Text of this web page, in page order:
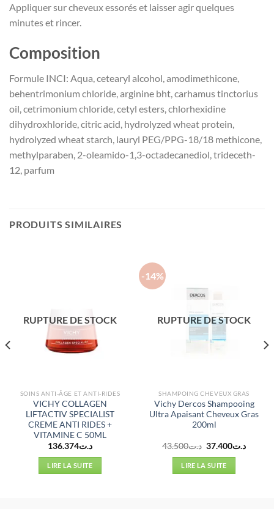
Appliquer sur cheveux essorés et laisser agir quelques
minutes et rincer.
Composition
Formule INCI: Aqua, cetearyl alcohol, amodimethicone,
behentrimonium chloride, arginine bht, carhamus tinctorius
oil, cetrimonium chloride, cetyl esters, chlorhexidine
dihydroxhloride, citric acid, hydrolyzed wheat protein,
hydrolyzed wheat starch, lauryl PEG/PPG-18/18 methicone,
methylparaben, 2-oleamido-1,3-octadecanediol, trideceth-
12, parfum
PRODUITS SIMILAIRES
RUPTURE DE STOCK
SOINS ANTI-ÂGE ET ANTI-RIDES
VICHY COLLAGEN
LIFTACTIV SPECIALIST
CREME ANTI RIDES +
VITAMINE C 50ML
د.ت136.374
LIRE LA SUITE
-14%
RUPTURE DE STOCK
SHAMPOING CHEVEUX GRAS
Vichy Dercos Shampooing
Ultra Apaisant Cheveux Gras
200ml
د.ت43.500
Le
initial
était :
د.ت37.400
Le
LIRE LA SUITE